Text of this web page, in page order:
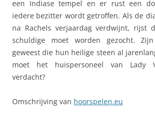
een Indiase tempel en er rust een
iedere bezitter wordt getroffen. Als de
na Rachels verjaardag verdwijnt, rijst
schuldige moet worden gezocht.
geweest die hun heilige steen al
moet het huispersoneel van Lady
verdacht?
Omschrijving van hoorspelen.eu